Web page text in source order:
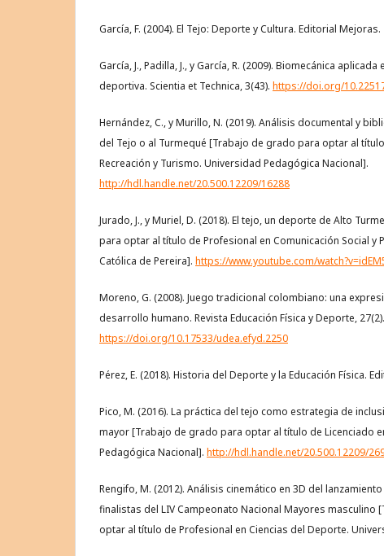
García, F. (2004). El Tejo: Deporte y Cultura. Editorial Mejoras.
García, J., Padilla, J., y García, R. (2009). Biomecánica
deportiva. Scientia et Technica, 3(43). https://doi.org/
Hernández, C., y Murillo, N. (2019). Análisis documental y
del Tejo o al Turmequé [Trabajo de grado para optar al
Recreación y Turismo. Universidad Pedagógica Nacional].
http://hdl.handle.net/20.500.12209/16288
Jurado, J., y Muriel, D. (2018). El tejo, un deporte de Alto
para optar al título de Profesional en Comunicación Social y
Católica de Pereira]. https://www.youtube.com/
Moreno, G. (2008). Juego tradicional colombiano: una
desarrollo humano. Revista Educación Física y Deporte, 27(2).
https://doi.org/10.17533/udea.efyd.2250
Pérez, E. (2018). Historia del Deporte y la Educación Física.
Pico, M. (2016). La práctica del tejo como estrategia de
mayor [Trabajo de grado para optar al título de Licenciado
Pedagógica Nacional]. http://hdl.handle.net/20.500.12209/
Rengifo, M. (2012). Análisis cinemático en 3D del
finalistas del LIV Campeonato Nacional Mayores masculino
optar al título de Profesional en Ciencias del Deporte.